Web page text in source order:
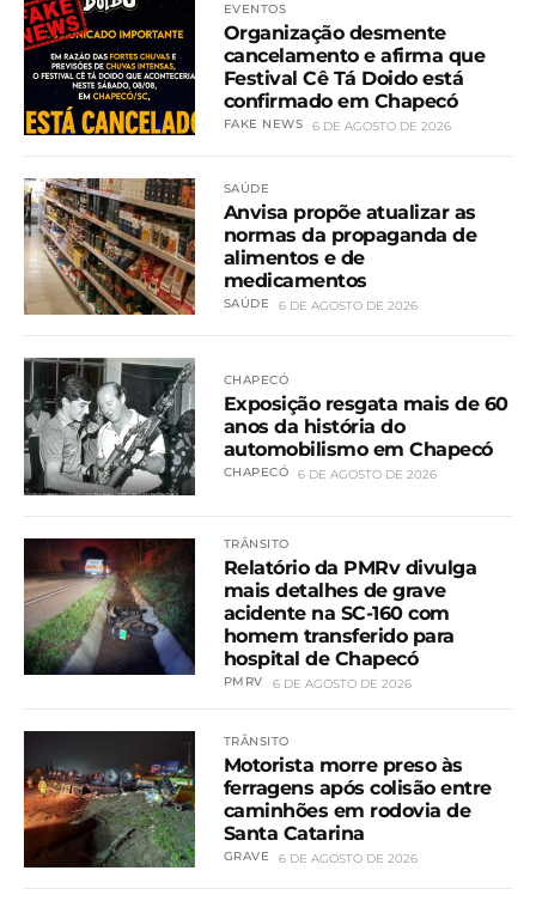
EVENTOS
Organização desmente
cancelamento e afirma que
Festival Cê Tá Doido está
confirmado em Chapecó
FAKE NEWS 6 DE AGOSTO DE 2026
SAÚDE
Anvisa propõe atualizar as
normas da propaganda de
alimentos e de
medicamentos
SAÚDE 6 DE AGOSTO DE 2026
CHAPECÓ
Exposição resgata mais de 60
anos da história do
automobilismo em Chapecó
CHAPECÓ 6 DE AGOSTO DE 2026
TRÂNSITO
Relatório da PMRv divulga
mais detalhes de grave
acidente na SC-160 com
homem transferido para
hospital de Chapecó
PMRV 6 DE AGOSTO DE 2026
TRÂNSITO
Motorista morre preso às
ferragens após colisão entre
caminhões em rodovia de
Santa Catarina
GRAVE 6 DE AGOSTO DE 2026